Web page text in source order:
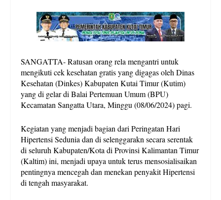
SANGATTA- Ratusan orang rela mengantri untuk
mengikuti cek kesehatan gratis yang digagas oleh Dinas
Kesehatan (Dinkes) Kabupaten Kutai Timur (Kutim)
yang di gelar di Balai Pertemuan Umum (BPU)
Kecamatan Sangatta Utara, Minggu (08/06/2024) pagi.
Kegiatan yang menjadi bagian dari Peringatan Hari
Hipertensi Sedunia dan di selenggarakn secara serentak
di seluruh Kabupaten/Kota di Provinsi Kalimantan Timur
(Kaltim) ini, menjadi upaya untuk terus mensosialisaikan
pentingnya mencegah dan menekan penyakit Hipertensi
di tengah masyarakat.